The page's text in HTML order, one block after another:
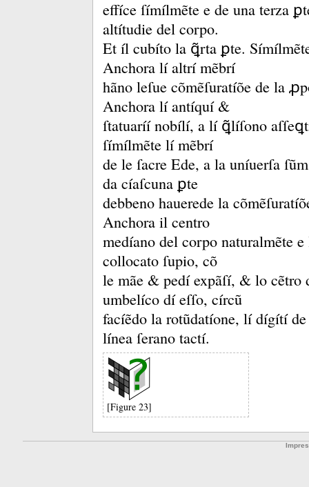
effíce ſímílmẽte e de una terza
altítudie del corpo.
Et íl cubíto la ꝗ̃rta ꝑte.
Anchora lí altrí mẽbrí
hãno leſue cõmẽſuratíõe de la
Anchora lí antíquí &
ſtatuaríí nobílí, a lí ꝗ̃líſono
ſímílmẽte lí mẽbrí
de le ſacre Ede, a la uníuerſa
da cíaſcuna ꝑte
debbeno hauerede la
Anchora il centro
medíano del corpo naturalmẽte
collocato ſupio, cõ
le mãe & pedí expãſí, & lo cẽtro
umbelíco dí eſſo, círcũ
facíẽdo la rotũdatíone, lí dígítí
línea ſerano tactí.
[Figure 23]